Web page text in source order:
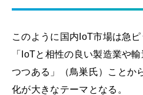
このように国内IoT市場は急ピ
「IoTと相性の良い製造業や
つつある」（鳥巣氏）ことか
化が大きなテーマとなる。